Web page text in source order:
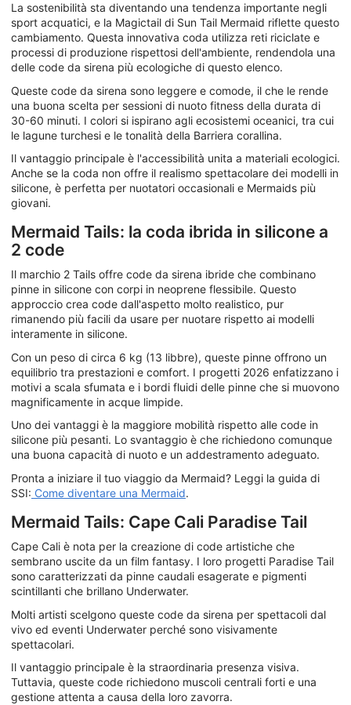
La sostenibilità sta diventando una tendenza importante negli
sport acquatici, e la Magictail di Sun Tail Mermaid riflette questo
cambiamento. Questa innovativa coda utilizza reti riciclate e
processi di produzione rispettosi dell'ambiente, rendendola una
delle code da sirena più ecologiche di questo elenco.
Queste code da sirena sono leggere e comode, il che le rende
una buona scelta per sessioni di nuoto fitness della durata di
30-60 minuti. I colori si ispirano agli ecosistemi oceanici, tra cui
le lagune turchesi e le tonalità della Barriera corallina.
Il vantaggio principale è l'accessibilità unita a materiali ecologici.
Anche se la coda non offre il realismo spettacolare dei modelli in
silicone, è perfetta per nuotatori occasionali e Mermaids più
giovani.
Mermaid Tails: la coda ibrida in silicone a
2 code
Il marchio 2 Tails offre code da sirena ibride che combinano
pinne in silicone con corpi in neoprene flessibile. Questo
approccio crea code dall'aspetto molto realistico, pur
rimanendo più facili da usare per nuotare rispetto ai modelli
interamente in silicone.
Con un peso di circa 6 kg (13 libbre), queste pinne offrono un
equilibrio tra prestazioni e comfort. I progetti 2026 enfatizzano i
motivi a scala sfumata e i bordi fluidi delle pinne che si muovono
magnificamente in acque limpide.
Uno dei vantaggi è la maggiore mobilità rispetto alle code in
silicone più pesanti. Lo svantaggio è che richiedono comunque
una buona capacità di nuoto e un addestramento adeguato.
Pronta a iniziare il tuo viaggio da Mermaid? Leggi la guida di
SSI: Come diventare una Mermaid.
Mermaid Tails: Cape Cali Paradise Tail
Cape Cali è nota per la creazione di code artistiche che
sembrano uscite da un film fantasy. I loro progetti Paradise Tail
sono caratterizzati da pinne caudali esagerate e pigmenti
scintillanti che brillano Underwater.
Molti artisti scelgono queste code da sirena per spettacoli dal
vivo ed eventi Underwater perché sono visivamente
spettacolari.
Il vantaggio principale è la straordinaria presenza visiva.
Tuttavia, queste code richiedono muscoli centrali forti e una
gestione attenta a causa della loro zavorra.